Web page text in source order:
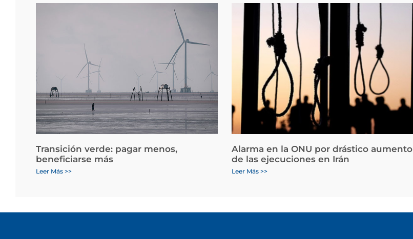
Transición verde: pagar menos,
beneficiarse más
Leer Más >>
Alarma en la ONU por drástico aumento
de las ejecuciones en Irán
Leer Más >>